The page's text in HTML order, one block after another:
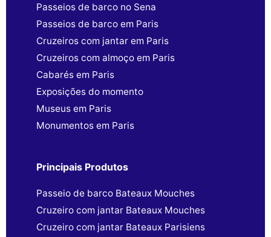
Passeios de barco no Sena
Passeios de barco em Paris
Cruzeiros com jantar em Paris
Cruzeiros com almoço em Paris
Cabarés em Paris
Exposições do momento
Museus em Paris
Monumentos em Paris
Principais Produtos
Passeio de barco Bateaux Mouches
Cruzeiro com jantar Bateaux Mouches
Cruzeiro com jantar Bateaux Parisiens